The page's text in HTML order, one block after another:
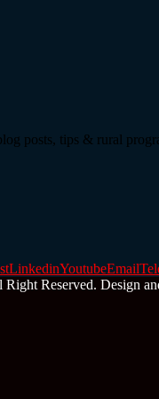
posts, tips & rural
LinkedinYoutubeEmail
Reserved. Design